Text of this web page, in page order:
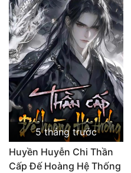
Xuyên Không
Xuyên Nhanh
Xuyên Sách
Xuyên Thư
Điền Văn
Đô Thị
Đông Phương
5 tháng trước
Huyền Huyễn Chi Thần
Cấp Đế Hoàng Hệ Thống